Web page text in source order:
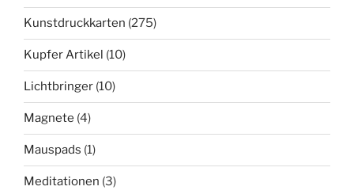
Kunstdruckkarten (275)
Kupfer Artikel (10)
Lichtbringer (10)
Magnete (4)
Mauspads (1)
Meditationen (3)